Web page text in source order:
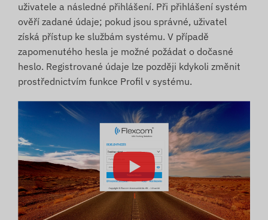
uživatele a následné přihlášení. Při přihlášení systém
ověří zadané údaje; pokud jsou správné, uživatel
získá přístup ke službám systému. V případě
zapomenutého hesla je možné požádat o dočasné
heslo. Registrované údaje lze později kdykoli změnit
prostřednictvím funkce Profil v systému.